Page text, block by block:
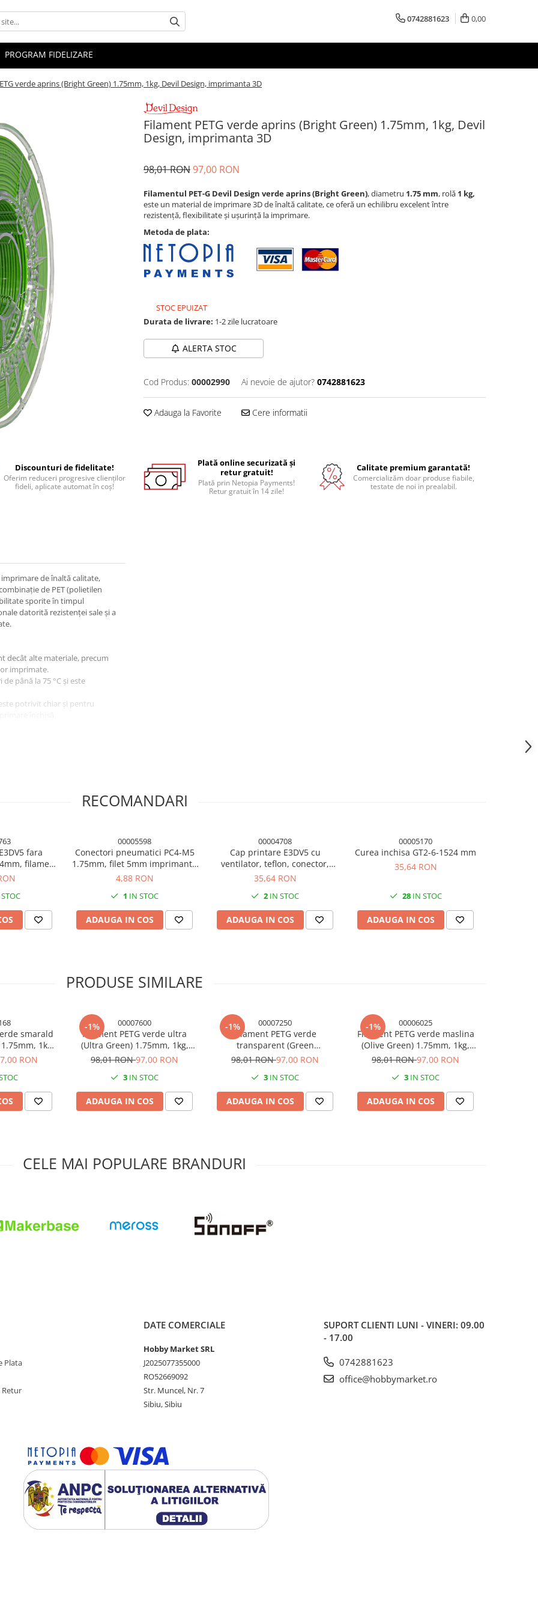
0742881623 0,00
PROGRAM FIDELIZARE
verde aprins (Bright Green) 1.75mm, 1kg, Devil Design, imprimanta 3D
Filament PETG verde aprins (Bright Green) 1.75mm, 1kg, Devil
Design, imprimanta 3D
98,01 RON97,00 RON
Filamentul PET-G Devil Design verde aprins (Bright Green), diametru 1.75 mm, rolă 1 kg,
este un material de imprimare 3D de înaltă calitate, ce oferă un echilibru excelent între
rezistență, flexibilitate și ușurință la imprimare.
Metoda de plata:
STOC EPUIZAT
Durata de livrare: 1-2 zile lucratoare
ALERTA STOC
Cod Produs: 00002990 Ai nevoie de ajutor? 0742881623
Adauga la Favorite Cere informatii
Discounturi de fidelitate!
Oferim reduceri progresive clienților
fideli, aplicate automat în coș!
Plată online securizată și
retur gratuit!
Plată prin Netopia Payments!
Retur gratuit în 14 zile!
Calitate premium garantată!
Comercializăm doar produse fiabile,
testate de noi in prealabil.
de înaltă calitate,
de PET (polietilen
sporite în timpul
datorită rezistenței sale și a
decât alte materiale, precum
imprimate.
până la 75 °C și este
potrivit chiar și pentru
cu un absorbant de
aceea este important să fie
de deteriorare.
RECOMANDARI
fara
filament
3D
00005598
Conectori pneumatici PC4-M5
1.75mm, filet 5mm imprimanta
3D
4,88 RON
1 IN STOC
ADAUGA IN COS
00004708
Cap printare E3DV5 cu
ventilator, teflon, conector,
duza 0.4mm, filament 1.75mm
35,64 RON
2 IN STOC
ADAUGA IN COS
00005170
Curea inchisa GT2-6-1524 mm
35,64 RON
28IN STOC
ADAUGA IN COS
PRODUSE SIMILARE
smarald
1kg,
3D
RON
-1% 00007600
Filament PETG verde ultra
(Ultra Green) 1.75mm, 1kg,
Devil Design, imprimantÄƒ 3D
98,01 RON97,00 RON
3 IN STOC
ADAUGA IN COS
-1% 00007250
Filament PETG verde
transparent (Green
Transparent) 1.75mm, 1kg,
98,01 RON97,00 RON
3 IN STOC
ADAUGA IN COS
-1% 00006025
Filament PETG verde maslina
(Olive Green) 1.75mm, 1kg,
Devil Design, imprimanta 3D
98,01 RON97,00 RON
3 IN STOC
ADAUGA IN COS
CELE MAI POPULARE BRANDURI
Plata
Retur
DATE COMERCIALE
Hobby Market SRL
J2025077355000
RO52669092
Str. Muncel, Nr. 7
Sibiu, Sibiu
SUPORT CLIENTI LUNI - VINERI: 09.00
- 17.00
0742881623
office@hobbymarket.ro